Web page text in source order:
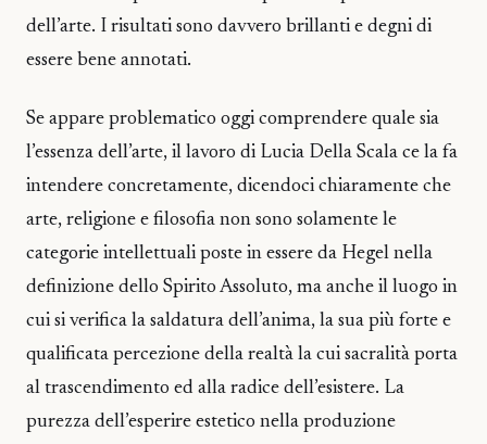
dell’arte. I risultati sono davvero brillanti e degni di
essere bene annotati.
Se appare problematico oggi comprendere quale sia
l’essenza dell’arte, il lavoro di Lucia Della Scala ce la fa
intendere concretamente, dicendoci chiaramente che
arte, religione e filosofia non sono solamente le
categorie intellettuali poste in essere da Hegel nella
definizione dello Spirito Assoluto, ma anche il luogo in
cui si verifica la saldatura dell’anima, la sua più forte e
qualificata percezione della realtà la cui sacralità porta
al trascendimento ed alla radice dell’esistere. La
purezza dell’esperire estetico nella produzione